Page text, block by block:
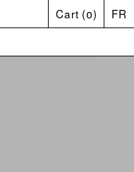
Cart (0) FR